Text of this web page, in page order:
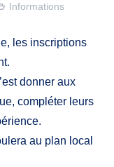
Informations
les inscriptions
donner aux
compléter leurs
au plan local